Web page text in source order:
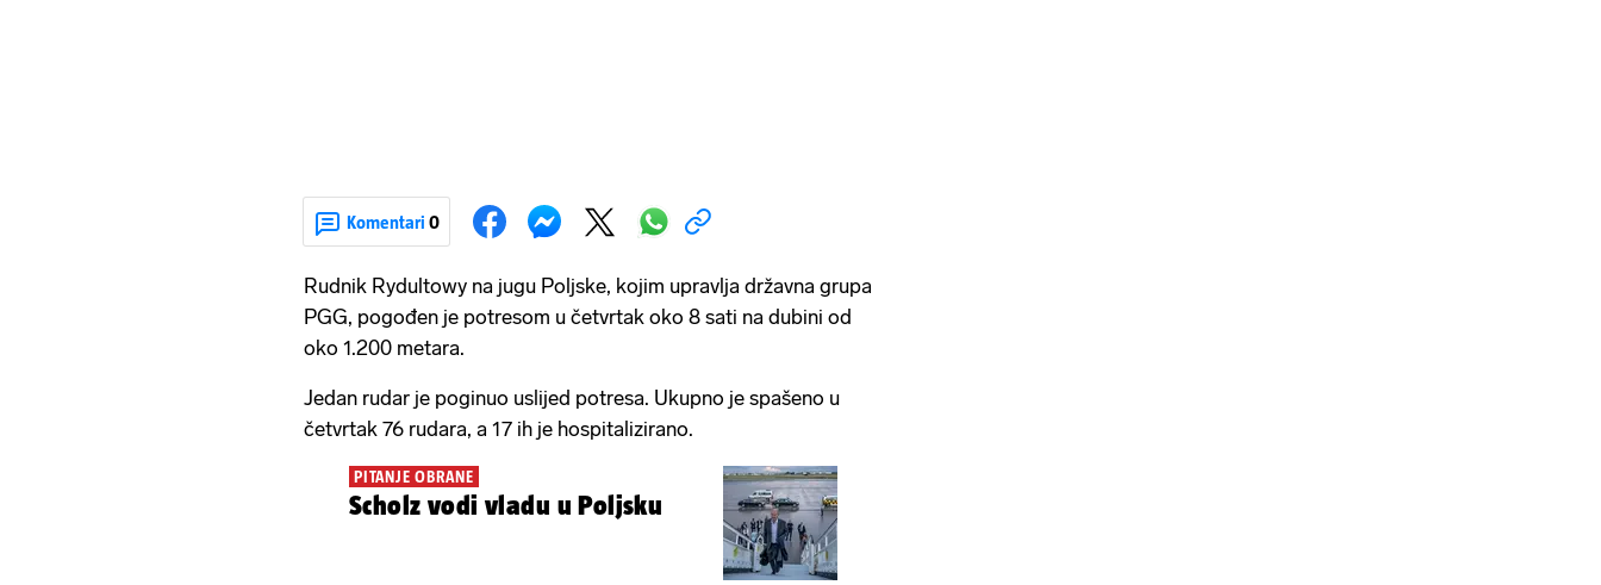
Komentari 0
Rudnik Rydultowy na jugu Poljske, kojim upravlja državna grupa
PGG, pogođen je potresom u četvrtak oko 8 sati na dubini od
oko 1.200 metara.
Jedan rudar je poginuo uslijed potresa. Ukupno je spašeno u
četvrtak 76 rudara, a 17 ih je hospitalizirano.
PITANJE OBRANE
Scholz vodi vladu u Poljsku